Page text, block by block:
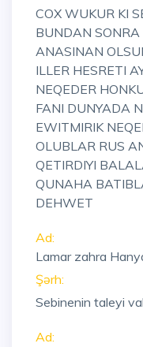
COX WUKUR KI
BUNDAN SONRA
ANASINAN
ILLER HESRETI
NEQEDER
FANI DUNYADA
EWITMIRIK
OLUBLAR RUS
QETIRDIYI
QUNAHA
DEHWET
Ad:
Lamar zahra
Şərh:
Sebinenin taleyi
Ad: